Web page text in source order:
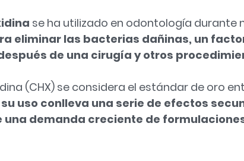
se ha utilizado en odontología durante
eliminar las bacterias dañinas, un
de una cirugía y otros
(CHX) se considera el estándar de oro
uso conlleva una serie de efectos
una demanda creciente de